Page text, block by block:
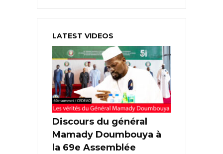
LATEST VIDEOS
Discours du général
Mamady Doumbouya à
la 69e Assemblée